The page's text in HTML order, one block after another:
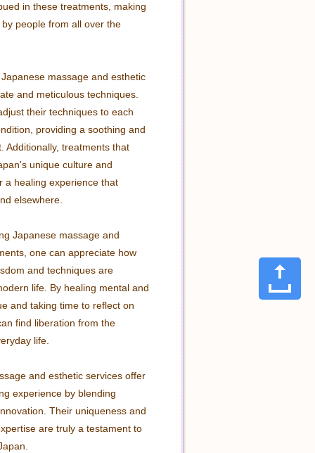
in these treatments, making
people from all over the
massage and esthetic
and meticulous techniques.
their techniques to each
providing a soothing and
Additionally, treatments that
unique culture and
a healing experience that
elsewhere.
Japanese massage and
one can appreciate how
and techniques are
life. By healing mental and
and taking time to reflect on
find liberation from the
life.
and esthetic services offer
experience by blending
Their uniqueness and
are truly a testament to